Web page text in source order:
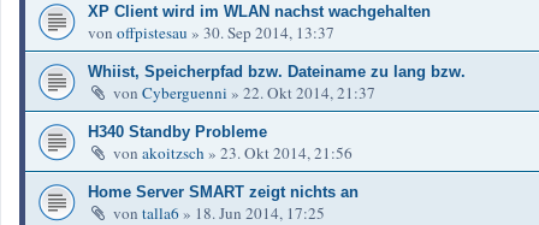
XP Client wird im WLAN nachst wachgehalten
von offpistesau » 30. Sep 2014, 13:37
Whiist, Speicherpfad bzw. Dateiname zu lang bzw.
von Cyberguenni » 22. Okt 2014, 21:37
H340 Standby Probleme
von akoitzsch» 23. Okt 2014, 21:56
Home Server SMART zeigt nichts an
von talla6 » 18. Jun 2014, 17:25